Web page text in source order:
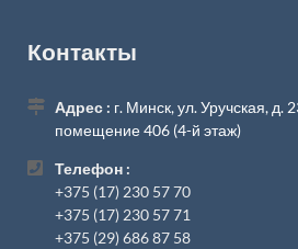
Контакты
Адрес : г. Минск, ул. Уручская, д.
помещение 406 (4-й этаж)
Телефон :
+375 (17) 230 57 70
+375 (17) 230 57 71
+375 (29) 686 87 58